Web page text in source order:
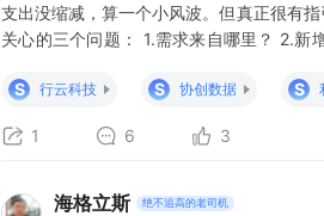
支出没缩减，算一个小风波。但真正很有
关心的三个问题： 1.需求来自哪里？ 2.
前S 行云科技 S 协创数据 S
1 6 3
海格立斯 绝不追高的老司机